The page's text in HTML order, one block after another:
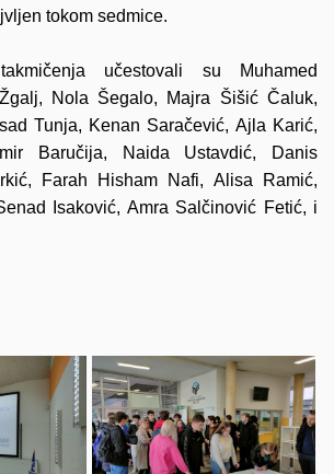
tokom sedmice.
učestovali su
Muhamed
Nola Šegalo, Majra Šišić Čaluk,
Tunja, Kenan Saračević, Ajla Karić,
Baručija, Naida Ustavdić, Danis
Farah Hisham Nafi, Alisa Ramić,
Isaković, Amra Salčinović Fetić, i